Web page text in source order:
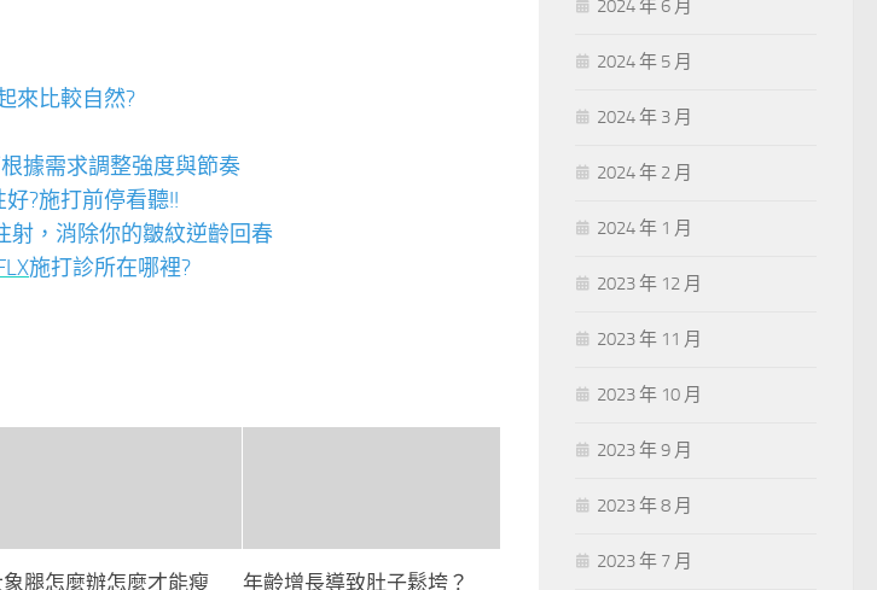
來比較自然?
據需求調整強度與節奏
?施打前停看聽!!
射，消除你的皺紋逆齡回春
施打診所在哪裡?
象腿怎麼辦怎麼才能瘦
年齡增長導致肚子鬆垮？
2024 年 6 月
2024 年 5 月
2024 年 3 月
2024 年 2 月
2024 年 1 月
2023 年 12 月
2023 年 11 月
2023 年 10 月
2023 年 9 月
2023 年 8 月
2023 年 7 月